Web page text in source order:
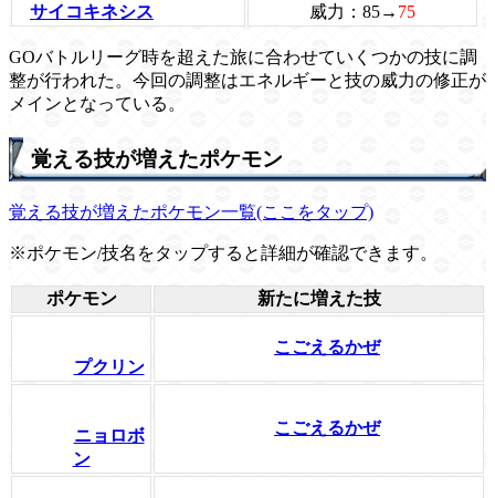
サイコキネシス
威力：85→ 75
GOバトルリーグ時を超えた旅に合わせていくつかの技に調
整が行われた。今回の調整はエネルギーと技の威力の修正が
メインとなっている。
覚える技が増えたポケモン
覚える技が増えたポケモン一覧(ここをタップ)
※ポケモン/技名をタップすると詳細が確認できます。
ポケモン 新たに増えた技
プクリン
こごえるかぜ
ニョロボ
ン
こごえるかぜ